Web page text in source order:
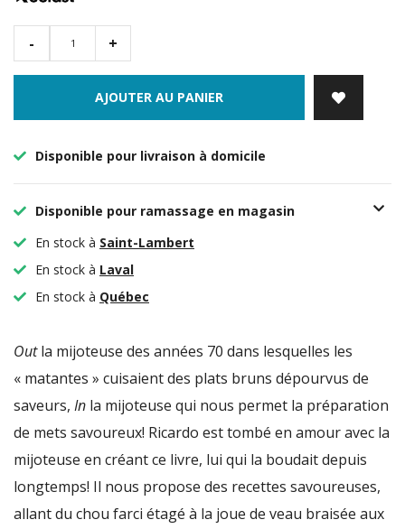
- +
AJOUTER AU PANIER
Disponible pour livraison à domicile
Disponible pour ramassage en magasin
En stock à Saint-Lambert
En stock à Laval
En stock à Québec
Outla mijoteuse des années 70 dans lesquelles les
« matantes » cuisaient des plats bruns dépourvus de
saveurs, In la mijoteuse qui nous permet la préparation
de mets savoureux! Ricardo est tombé en amour avec la
mijoteuse en créant ce livre, lui qui la boudait depuis
longtemps! Il nous propose des recettes savoureuses,
allant du chou farci étagé à la joue de veau braisée aux